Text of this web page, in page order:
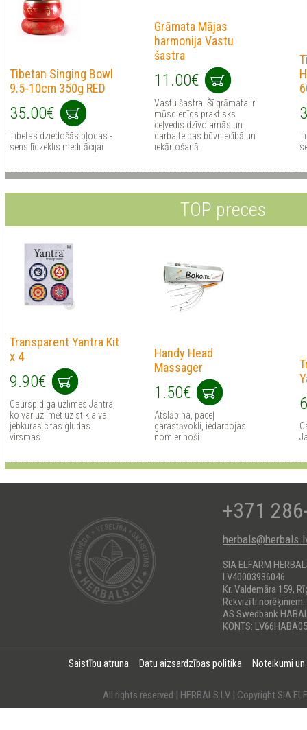
Tibetan Singing Bowl
9.5-10cm 350g RED
35.00€
Tibetas dziedošās bļodas -
sens līdzeklis meditācijai
Grāmata Mājas
harmonija Vastu
šastra
11.00€
Vastu šastra. Šī grāmata ir
mūsdienīgs praktisks
ceļvedis dzīvojamās un
darba telpas būvniecībā un
iekārtošanā
TOP preces
Transparent Yantra Kit
x 4
9.90€
Сaurspīdīga uzlīmes Jantra,
ko var uzlīmēt uz stikla vai
jebkuras citas gludas
virsmas
Handy Head
Massager
1.50€
Atslābina, paceļ
garastāvokli, iedarbojas
nomierinoši
+371
SIA ELFARM
LV40003936046
Kr. Valdemāra 159,
Rekvizīti norēķiniem:
AS Swedbank
KONTS:
Saistību atruna Datu aizsardzības politika Noteikumi
All rights reserved | HERBALS.LV | Copyright SIA